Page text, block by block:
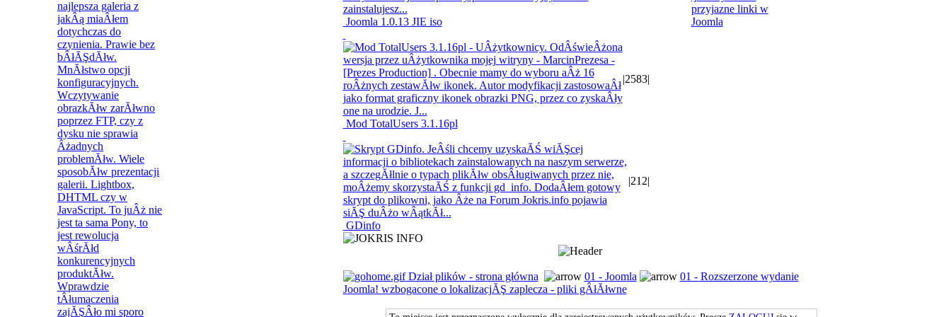
Joomla 1.0.13 JIE iso
Mod TotalUsers 3.1.16pl
|2583|
GDinfo
|212|
przyjazne linki w
Joomla
Dział plików - strona główna 01 - Joomla
01 - Rozszerzone wydanie
Joomla! wzbogacone o lokalizacjĂŞ zaplecza - pliki gÂłĂłwne